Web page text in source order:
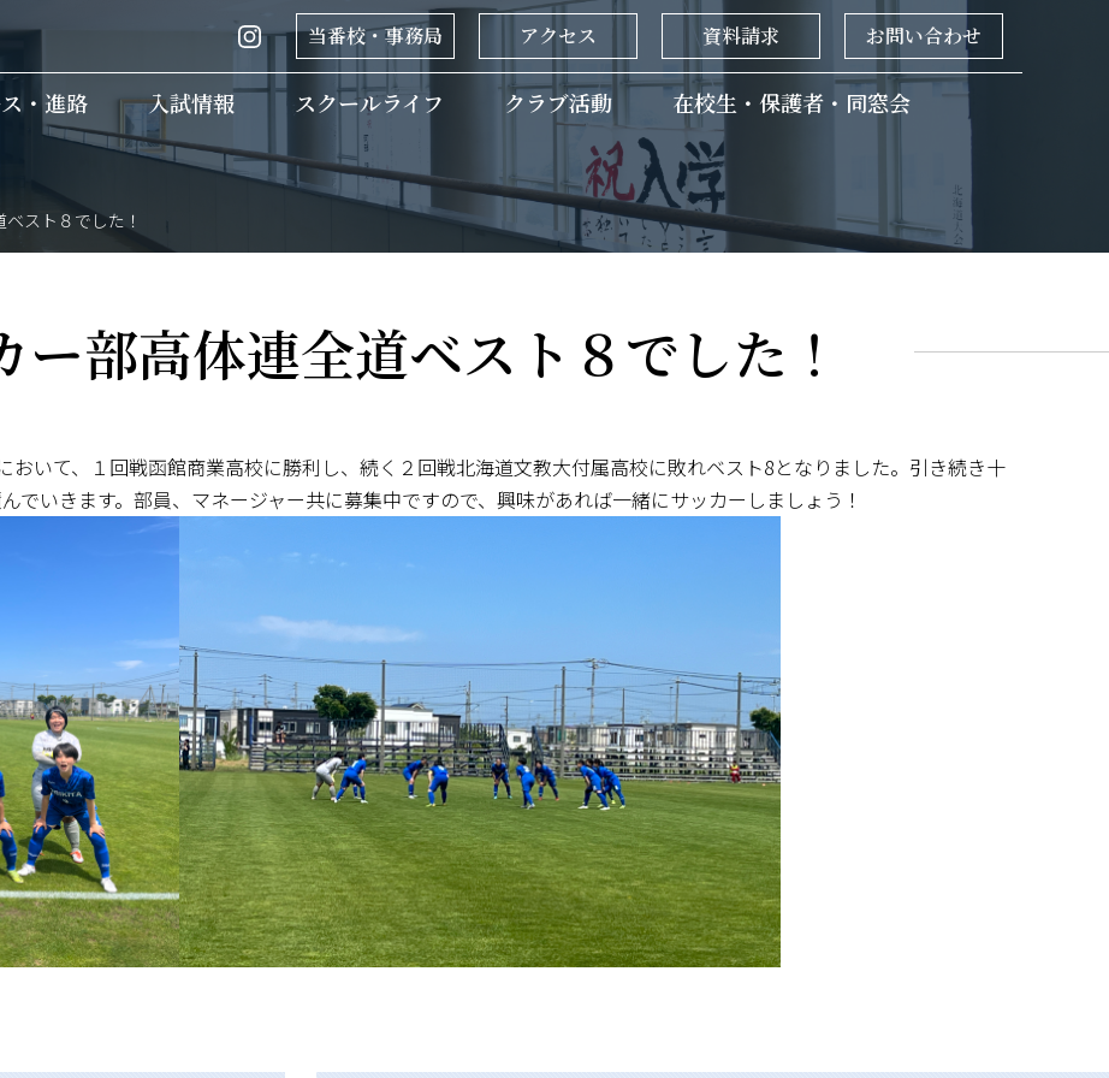
当番校・事務局 アクセス 資料請求 お問い合わせ
ホーム
・進路 入試情報 スクールライフ クラブ活動 在校生・保護者・同窓会
スト８でした！
ー部高体連全道ベスト８でした！
おいて、１回戦函館商業高校に勝利し、続く２回戦北海道文教大付属高校に敗れベスト8となりました。引き続き十
でいきます。部員、マネージャー共に募集中ですので、興味があれば一緒にサッカーしましょう！